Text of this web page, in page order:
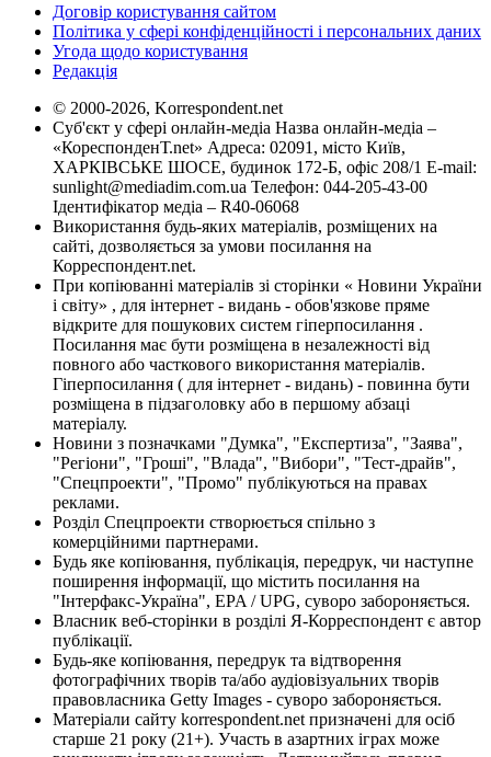
Договір користування сайтом
Політика у сфері конфіденційності і персональних даних
Угода щодо користування
Редакція
© 2000-2026, Korrespondent.net
Суб'єкт у сфері онлайн-медіа Назва онлайн-медіа –
«КореспонденТ.net» Адреса: 02091, місто Київ,
ХАРКІВСЬКЕ ШОСЕ, будинок 172-Б, офіс 208/1 E-mail:
sunlight@mediadim.com.ua Телефон: 044-205-43-00
Ідентифікатор медіа – R40-06068
Використання будь-яких матеріалів, розміщених на
сайті, дозволяється за умови посилання на
Корреспондент.net.
При копіюванні матеріалів зі сторінки « Новини України
і світу» , для інтернет - видань - обов'язкове пряме
відкрите для пошукових систем гіперпосилання .
Посилання має бути розміщена в незалежності від
повного або часткового використання матеріалів.
Гіперпосилання ( для інтернет - видань) - повинна бути
розміщена в підзаголовку або в першому абзаці
матеріалу.
Новини з позначками "Думка", "Експертиза", "Заява",
"Регіони", "Гроші", "Влада", "Вибори", "Тест-драйв",
"Спецпроекти", "Промо" публікуються на правах
реклами.
Розділ Спецпроекти створюється спільно з
комерційними партнерами.
Будь яке копіювання, публікація, передрук, чи наступне
поширення інформації, що містить посилання на
"Інтерфакс-Україна", EPA / UPG, суворо забороняється.
Власник веб-сторінки в розділі Я-Корреспондент є автор
публікації.
Будь-яке копіювання, передрук та відтворення
фотографічних творів та/або аудіовізуальних творів
правовласника Getty Images - суворо забороняється.
Матеріали сайту korrespondent.net призначені для осіб
старше 21 року (21+). Участь в азартних іграх може